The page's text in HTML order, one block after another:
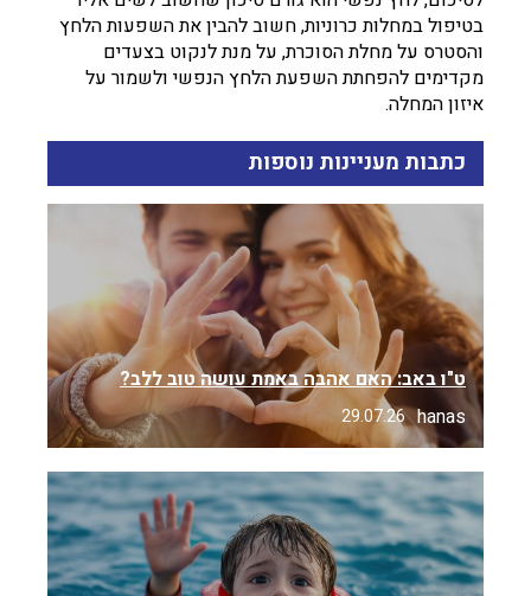
בטיפול במחלות כרוניות, חשוב להבין את השפעות הלחץ
והסטרס על מחלת הסוכרת, על מנת לנקוט בצעדים
מקדימים להפחתת השפעת הלחץ הנפשי ולשמור על
איזון המחלה.
כתבות מעניינות נוספות
ט"ו באב: האם אהבה באמת עושה טוב ללב?
hanas
29.07.26